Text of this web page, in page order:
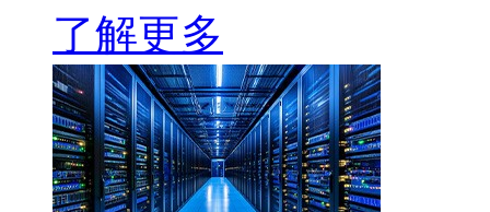
了解更多